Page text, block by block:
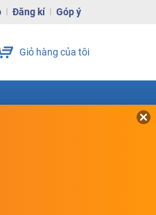
Đăng kí Góp ý
Giỏ hàng của tôi